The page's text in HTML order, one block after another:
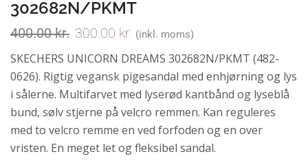
302682N/PKMT
400.00kr. 300.00 kr. (inkl. moms)
SKECHERS UNICORN DREAMS 302682N/PKMT (482-
0626). Rigtig vegansk pigesandal med enhjørning og lys
i sålerne. Multifarvet med lyserød kantbånd og lyseblå
bund, sølv stjerne på velcro remmen. Kan reguleres
med to velcro remme en ved forfoden og en over
vristen. En meget let og fleksibel sandal.